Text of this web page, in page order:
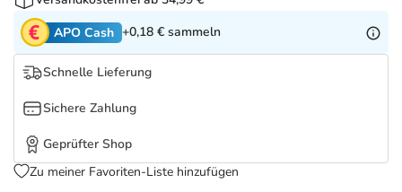
Tierapotheke
Vitamine & Mineralstoffe
Marken
Salus Deals
APO Cash +0,18 € sammeln
Schnelle Lieferung
Sichere Zahlung
Geprüfter Shop
Zu meiner Favoriten-Liste hinzufügen